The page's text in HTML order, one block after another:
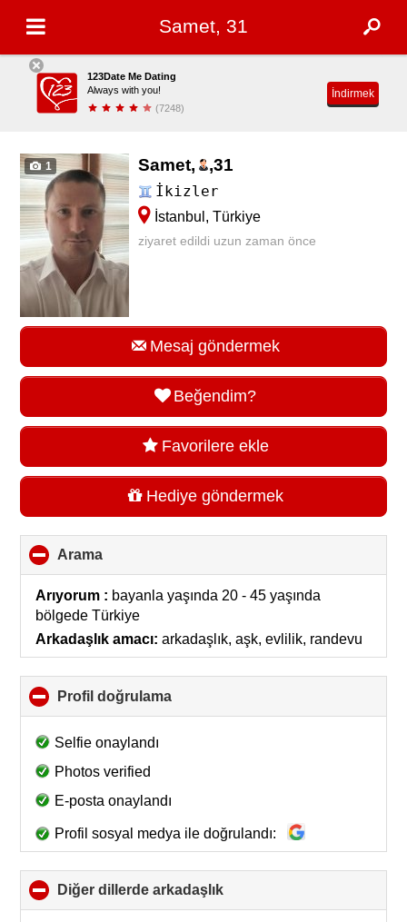
Samet, 31
123Date Me Dating
Always with you!
(7248)
İndirmek
1 Samet, ,31
İkizler
İstanbul, Türkiye
ziyaret edildi uzun zaman önce
Mesaj göndermek
Beğendim?
Favorilere ekle
Hediye göndermek
Arama
to
collapse
contents
Arıyorum : bayanla yaşında 20 - 45 yaşında
bölgede Türkiye
Arkadaşlık amacı: arkadaşlık, aşk, evlilik, randevu
Profil doğrulama
to
Selfie onaylandı
Photos verified
E-posta onaylandı
Profil sosyal medya ile doğrulandı:
Diğer dillerde arkadaşlık
to